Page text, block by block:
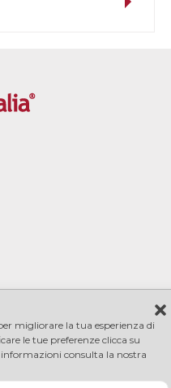
migliorare la tua esperienza di
le tue preferenze clicca su
consulta la nostra
|Copyright|
|Credits